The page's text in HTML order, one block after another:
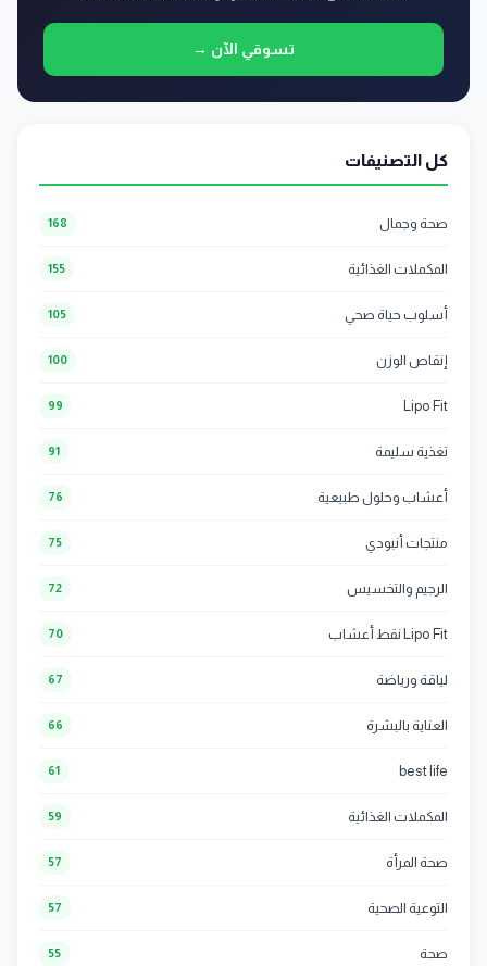
تسوقي الآن →
كل التصنيفات
صحة وجمال 168
المكملات الغذائية 155
أسلوب حياة صحي 105
إنقاص الوزن 100
Lipo Fit
99
تغذية سليمة 91
أعشاب وحلول طبيعية 76
منتجات أنبودي 75
الرجيم والتخسيس 72
Lipo Fit نقط أعشاب 70
لياقة ورياضة 67
العناية بالبشرة 66
best life
61
المكملات الغذائية 59
صحة المرأة 57
التوعية الصحية 57
صحة 55